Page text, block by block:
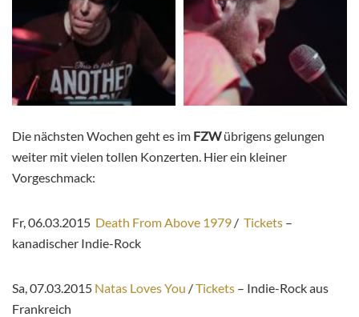
Die nächsten Wochen geht es im FZWübrigens gelungen
weiter mit vielen tollen Konzerten. Hier ein kleiner
Vorgeschmack:
Fr, 06.03.2015 Death From Above 1979 / Tickets –
kanadischer Indie-Rock
Sa, 07.03.2015 Natas Loves You /Tickets – Indie-Rock aus
Frankreich